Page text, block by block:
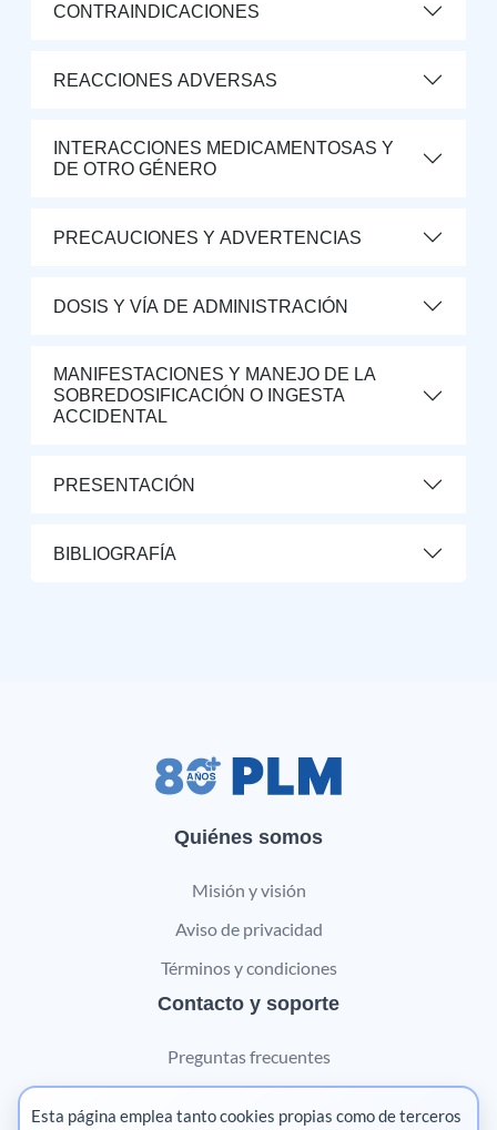
CONTRAINDICACIONES
REACCIONES ADVERSAS
INTERACCIONES MEDICAMENTOSAS Y
DE OTRO GÉNERO
PRECAUCIONES Y ADVERTENCIAS
DOSIS Y VÍA DE ADMINISTRACIÓN
MANIFESTACIONES Y MANEJO DE LA
SOBREDOSIFICACIÓN O INGESTA
ACCIDENTAL
PRESENTACIÓN
BIBLIOGRAFÍA
Quiénes somos
Misión y visión
Aviso de privacidad
Términos y condiciones
Contacto y soporte
Preguntas frecuentes
Contáctanos
Esta página emplea tanto cookies propias como de terceros